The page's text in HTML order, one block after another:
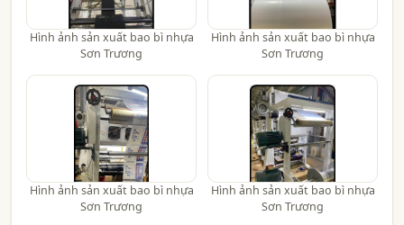
Hình ảnh sản xuất bao bì nhựa
Sơn Trương
Hình ảnh sản xuất bao bì nhựa
Sơn Trương
Hình ảnh sản xuất bao bì nhựa
Sơn Trương
Hình ảnh sản xuất bao bì nhựa
Sơn Trương